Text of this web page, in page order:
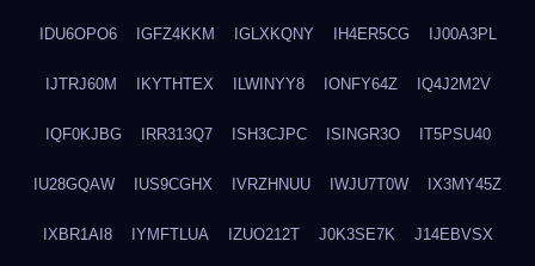
IDU6OPO6 IGFZ4KKM IGLXKQNY IH4ER5CG IJ00A3PL
IJTRJ60M IKYTHTEX ILWINYY8 IONFY64Z IQ4J2M2V
IQF0KJBG IRR313Q7 ISH3CJPC ISINGR3O IT5PSU40
IU28GQAW IUS9CGHX IVRZHNUU IWJU7T0W IX3MY45Z
IXBR1AI8 IYMFTLUA IZUO212T J0K3SE7K J14EBVSX